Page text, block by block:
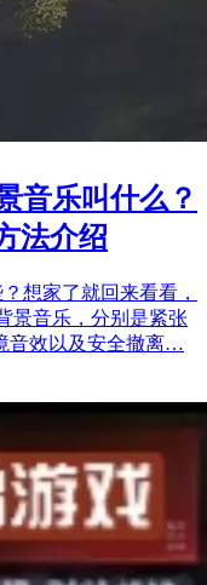
音乐叫什么？
法介绍
想家了就回来看看，
音乐，分别是紧张
音效以及安全撤离…